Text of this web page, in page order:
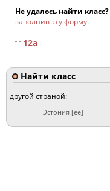
Не удалось найти класс?
заполнив эту форму.
12a
Найти класс
другой страной:
Эстония [ee]